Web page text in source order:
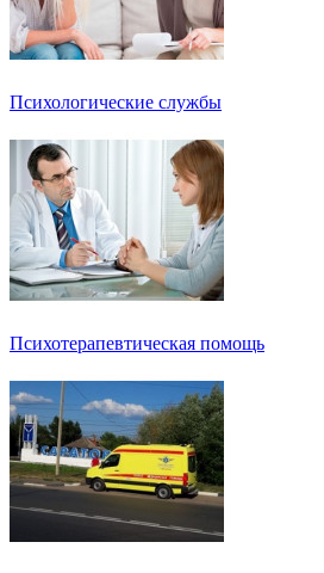
Психологические службы
Психотерапевтическая помощь